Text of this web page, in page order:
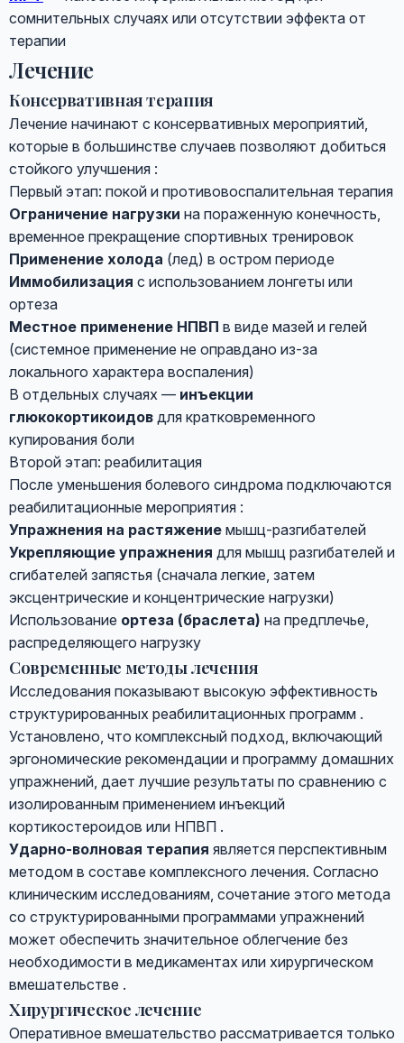
сомнительных случаях или отсутствии эффекта от
терапии
Лечение
Консервативная терапия
Лечение начинают с консервативных мероприятий,
которые в большинстве случаев позволяют добиться
стойкого улучшения :
Первый этап: покой и противовоспалительная терапия
Ограничение нагрузки на пораженную конечность,
временное прекращение спортивных тренировок
Применение холода (лед) в остром периоде
Иммобилизация с использованием лонгеты или
ортеза
Местное применение НПВП в виде мазей и гелей
(системное применение не оправдано из-за
локального характера воспаления)
В отдельных случаях — инъекции
глюкокортикоидов для кратковременного
купирования боли
Второй этап: реабилитация
После уменьшения болевого синдрома подключаются
реабилитационные мероприятия :
Упражнения на растяжение мышц-разгибателей
Укрепляющие упражнения для мышц разгибателей и
сгибателей запястья (сначала легкие, затем
эксцентрические и концентрические нагрузки)
Использование ортеза (браслета) на предплечье,
распределяющего нагрузку
Современные методы лечения
Исследования показывают высокую эффективность
структурированных реабилитационных программ .
Установлено, что комплексный подход, включающий
эргономические рекомендации и программу домашних
упражнений, дает лучшие результаты по сравнению с
изолированным применением инъекций
кортикостероидов или НПВП .
Ударно-волновая терапия является перспективным
методом в составе комплексного лечения. Согласно
клиническим исследованиям, сочетание этого метода
со структурированными программами упражнений
может обеспечить значительное облегчение без
необходимости в медикаментах или хирургическом
вмешательстве .
Хирургическое лечение
Оперативное вмешательство рассматривается только